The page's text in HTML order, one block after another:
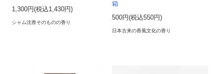
1,300円(税込1,430円)
シャム沈香そのものの香り
箱
500円(税込550円)
日本古来の香風文化の香り